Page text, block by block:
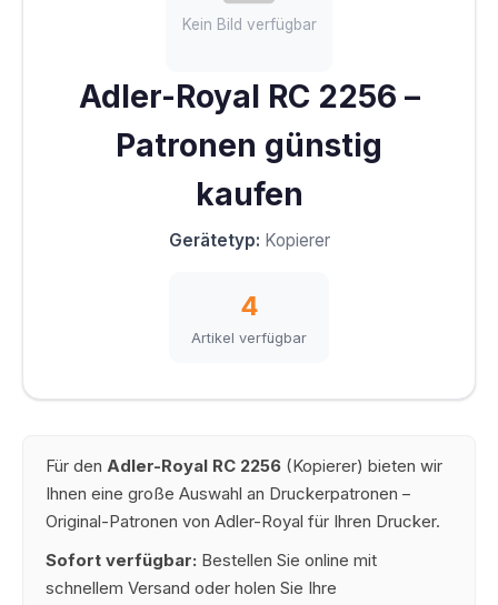
Kein Bild verfügbar
Adler-Royal RC 2256 –
Patronen günstig
kaufen
Gerätetyp: Kopierer
4
Artikel verfügbar
Für den Adler-Royal RC 2256 (Kopierer) bieten wir
Ihnen eine große Auswahl an Druckerpatronen –
Original-Patronen von Adler-Royal für Ihren Drucker.
Sofort verfügbar: Bestellen Sie online mit
schnellem Versand oder holen Sie Ihre